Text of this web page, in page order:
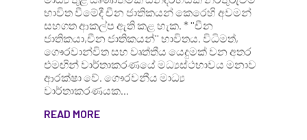
භාවිත වීමේදී චීන ජාතිකයන් කෙරෙහි අවමන්
සහගත ආකල්ප ඇති කළ හැක. * ''චීන
ජාතිකයා,චීන ජාතිකයන්'' භාවිතය. විධිමත්,
ගෞරවාන්විත සහ වෘත්තීය යෙදුමක් වන අතර
එමඟින් වාර්තාකරණයේ මධ්‍යස්ථභාවය මනාව
ආරක්ෂා වේ. ගෞරවනීය මාධ්‍ය
වාර්තාකරණයක...
READ MORE